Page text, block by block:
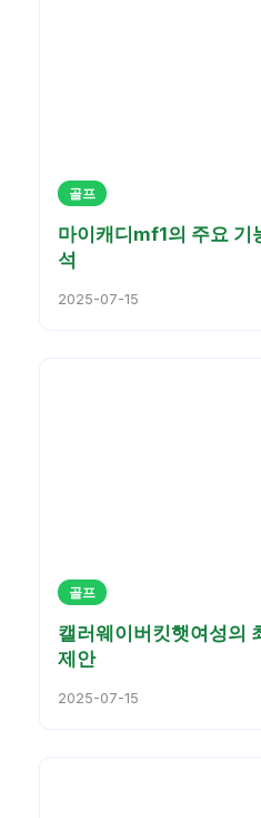
골프
마이캐디mf1의 주요 기
석
2025-07-15
골프
캘러웨이버킷햇여성의
제안
2025-07-15